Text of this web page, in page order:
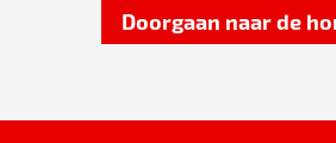
Doorgaan naar de